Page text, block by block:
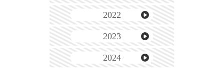
2022
2023
2024